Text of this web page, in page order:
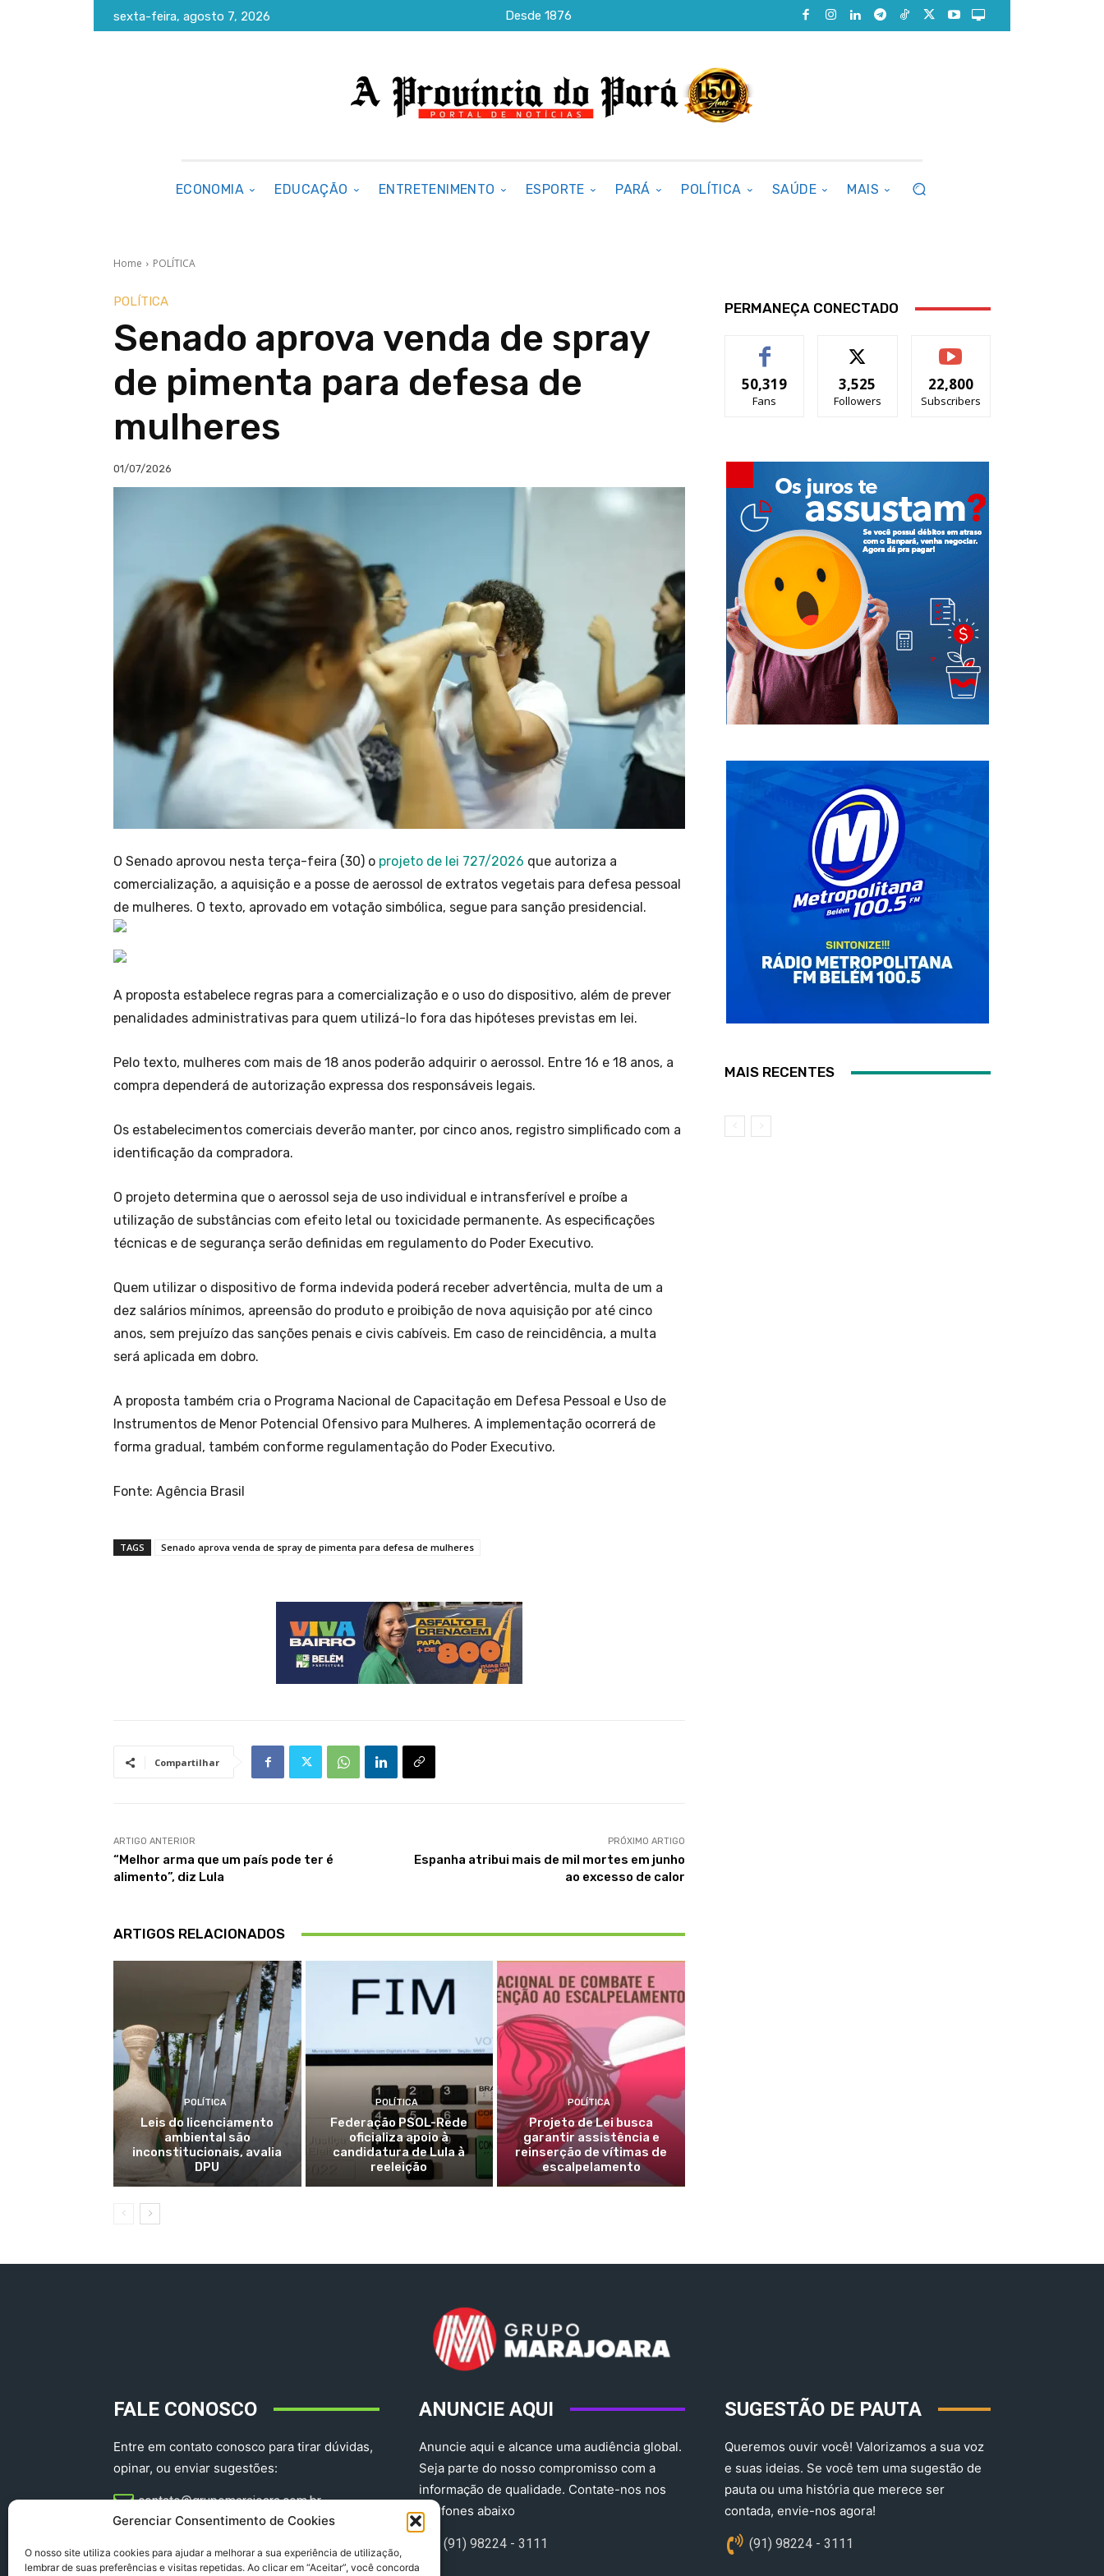
Gerenciar Consentimento de Cookies
O nosso site utiliza cookies para ajudar a melhorar a sua experiência de utilização,
lembrar de suas preferências e visitas repetidas. Ao clicar em “Aceitar”, você concorda
sexta-feira, agosto 7, 2026 Desde 1876
ECONOMIA EDUCAÇÃO ENTRETENIMENTO ESPORTE PARÁ POLÍTICA SAÚDE MAIS
Home POLÍTICA
POLÍTICA
Senado aprova venda de spray
de pimenta para defesa de
mulheres
01/07/2026
O Senado aprovou nesta terça-feira (30) o projeto de lei 727/2026 que autoriza a
comercialização, a aquisição e a posse de aerossol de extratos vegetais para defesa pessoal
de mulheres. O texto, aprovado em votação simbólica, segue para sanção presidencial.
A proposta estabelece regras para a comercialização e o uso do dispositivo, além de prever
penalidades administrativas para quem utilizá-lo fora das hipóteses previstas em lei.
Pelo texto, mulheres com mais de 18 anos poderão adquirir o aerossol. Entre 16 e 18 anos, a
compra dependerá de autorização expressa dos responsáveis legais.
Os estabelecimentos comerciais deverão manter, por cinco anos, registro simplificado com a
identificação da compradora.
O projeto determina que o aerossol seja de uso individual e intransferível e proíbe a
utilização de substâncias com efeito letal ou toxicidade permanente. As especificações
técnicas e de segurança serão definidas em regulamento do Poder Executivo.
Quem utilizar o dispositivo de forma indevida poderá receber advertência, multa de um a
dez salários mínimos, apreensão do produto e proibição de nova aquisição por até cinco
anos, sem prejuízo das sanções penais e civis cabíveis. Em caso de reincidência, a multa
será aplicada em dobro.
A proposta também cria o Programa Nacional de Capacitação em Defesa Pessoal e Uso de
Instrumentos de Menor Potencial Ofensivo para Mulheres. A implementação ocorrerá de
forma gradual, também conforme regulamentação do Poder Executivo.
Fonte: Agência Brasil
TAGS Senado aprova venda de spray de pimenta para defesa de mulheres
Compartilhar
ARTIGO ANTERIOR
“Melhor arma que um país pode ter é
alimento”, diz Lula
PRÓXIMO ARTIGO
Espanha atribui mais de mil mortes em junho
ao excesso de calor
ARTIGOS RELACIONADOS
POLÍTICA
Leis do licenciamento
ambiental são
inconstitucionais, avalia
DPU
POLÍTICA
Federação PSOL-Rede
oficializa apoio à
candidatura de Lula à
reeleição
POLÍTICA
Projeto de Lei busca
garantir assistência e
reinserção de vítimas de
escalpelamento
PERMANEÇA CONECTADO
50,319
Fans
3,525
Followers
22,800
Subscribers
MAIS RECENTES
FALE CONOSCO
Entre em contato conosco para tirar dúvidas,
opinar, ou enviar sugestões:
contato@grupomarajoara.com.br
ANUNCIE AQUI
Anuncie aqui e alcance uma audiência global.
Seja parte do nosso compromisso com a
informação de qualidade. Contate-nos nos
telefones abaixo
(91) 98224 - 3111
SUGESTÃO DE PAUTA
Queremos ouvir você! Valorizamos a sua voz
e suas ideias. Se você tem uma sugestão de
pauta ou uma história que merece ser
contada, envie-nos agora!
(91) 98224 - 3111